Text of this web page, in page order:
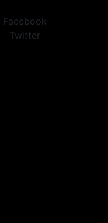
Facebook
Twitter